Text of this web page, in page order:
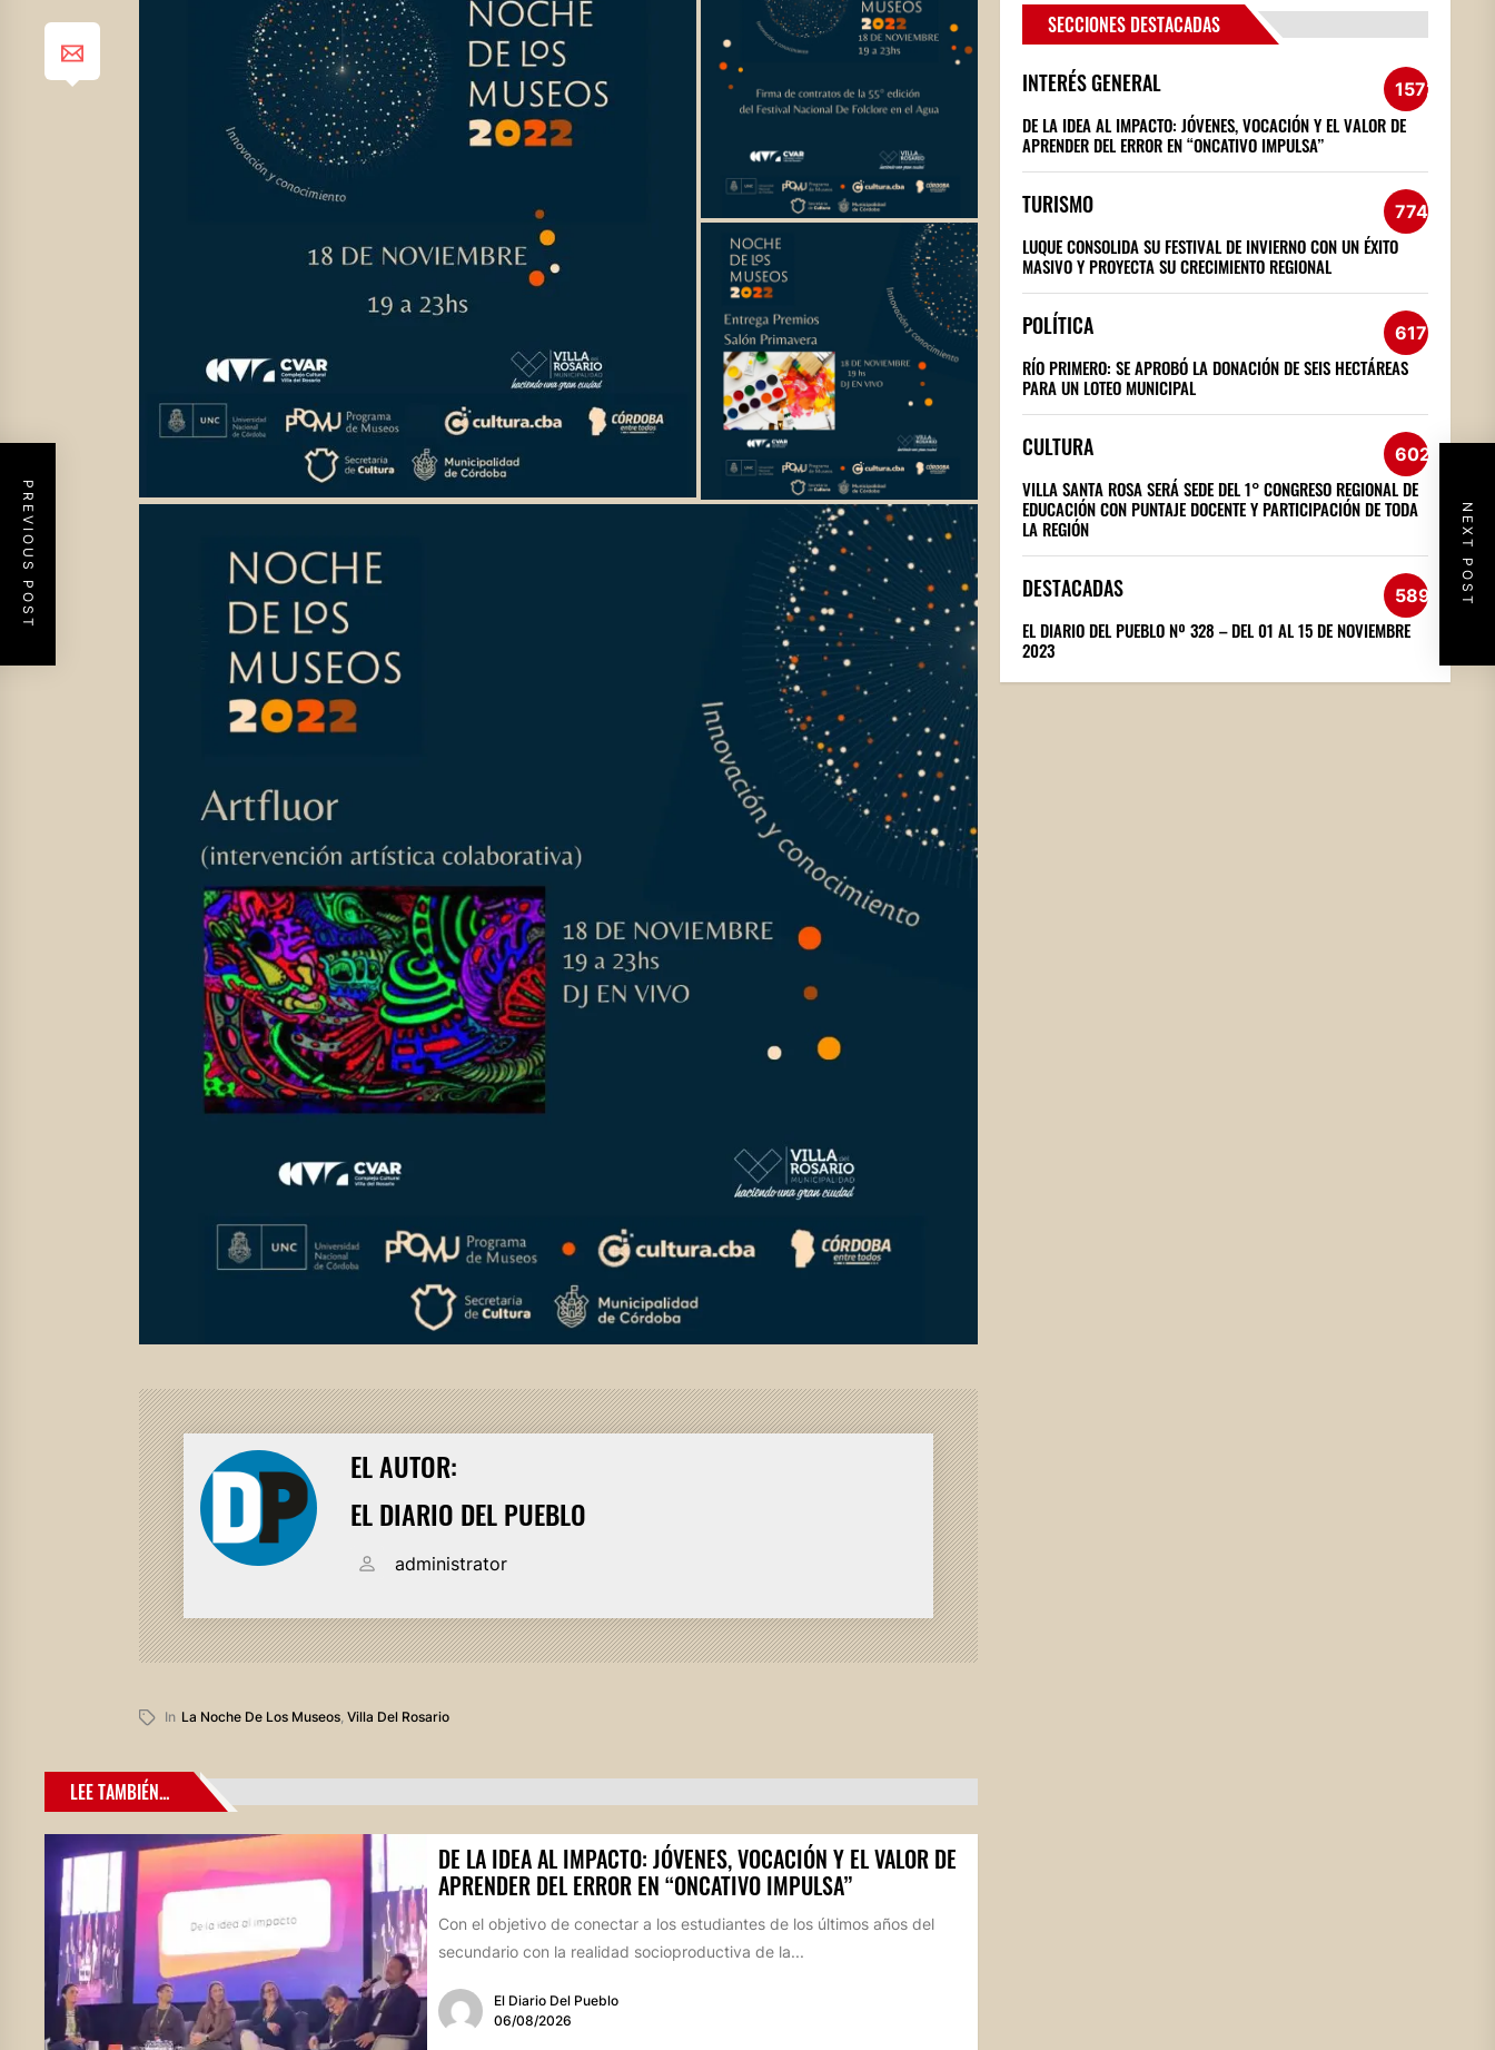
EL AUTOR:
EL DIARIO DEL PUEBLO
administrator
In La Noche De Los Museos, Villa Del Rosario
PREVIOUS POST NEXT POST
LEE TAMBIÉN...
DE LA IDEA AL IMPACTO: JÓVENES, VOCACIÓN Y EL VALOR DE
APRENDER DEL ERROR EN “ONCATIVO IMPULSA”
Con el objetivo de conectar a los estudiantes de los últimos años del
secundario con la realidad socioproductiva de la...
El Diario Del Pueblo
06/08/2026
SECCIONES DESTACADAS
INTERÉS GENERAL 1572
DE LA IDEA AL IMPACTO: JÓVENES, VOCACIÓN Y EL VALOR DE
APRENDER DEL ERROR EN “ONCATIVO IMPULSA”
TURISMO 774
LUQUE CONSOLIDA SU FESTIVAL DE INVIERNO CON UN ÉXITO
MASIVO Y PROYECTA SU CRECIMIENTO REGIONAL
POLÍTICA 617
RÍO PRIMERO: SE APROBÓ LA DONACIÓN DE SEIS HECTÁREAS
PARA UN LOTEO MUNICIPAL
CULTURA 602
VILLA SANTA ROSA SERÁ SEDE DEL 1° CONGRESO REGIONAL DE
EDUCACIÓN CON PUNTAJE DOCENTE Y PARTICIPACIÓN DE TODA
LA REGIÓN
DESTACADAS 589
EL DIARIO DEL PUEBLO Nº 328 – DEL 01 AL 15 DE NOVIEMBRE
2023